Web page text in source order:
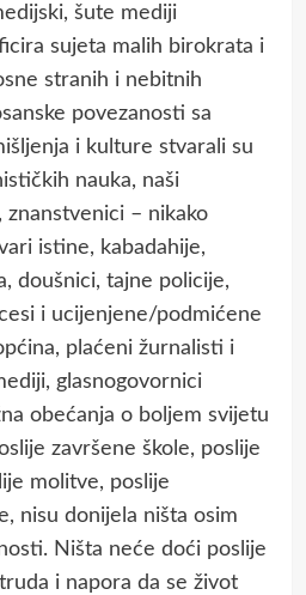
šute mediji
sujeta malih birokrata i
stranih i nebitnih
povezanosti sa
i kulture stvarali su
nauka, naši
znanstvenici – nikako
istine, kabadahije,
doušnici, tajne policije,
i ucijenjene/podmićene
plaćeni žurnalisti i
glasnogovornici
obećanja o boljem svijetu
završene škole, poslije
molitve, poslije
nisu donijela ništa osim
Ništa neće doći poslije
i napora da se život